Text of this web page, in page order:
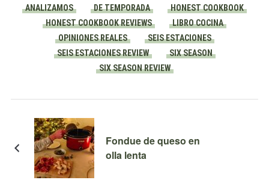
ANALIZAMOS DE TEMPORADA
HONEST COOKBOOK
HONEST COOKBOOK REVIEWS
LIBRO COCINA
OPINIONES REALES
SEIS ESTACIONES
SEIS ESTACIONES REVIEW
SIX SEASON
SIX SEASON REVIEW
Fondue de queso en
olla lenta